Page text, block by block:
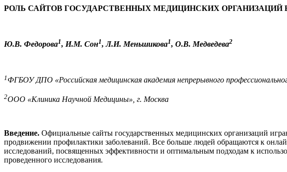
РОЛЬ САЙТОВ ГОСУДАРСТВЕННЫХ МЕДИЦИНСКИХ
Ю.В. Федорова1, И.М. Сон1, Л.И. Меньшикова1, О.В. Медведева2
1 ФГБОУ ДПО «Российская медицинская академия непрерывного
2ООО «Клиника Научной Медицины», г. Москва
Введение. Официальные сайты государственных медицинских организаций
продвижении профилактики заболеваний. Все больше людей обращаются к
исследований, посвященных эффективности и оптимальным подходам к
проведенного исследования.